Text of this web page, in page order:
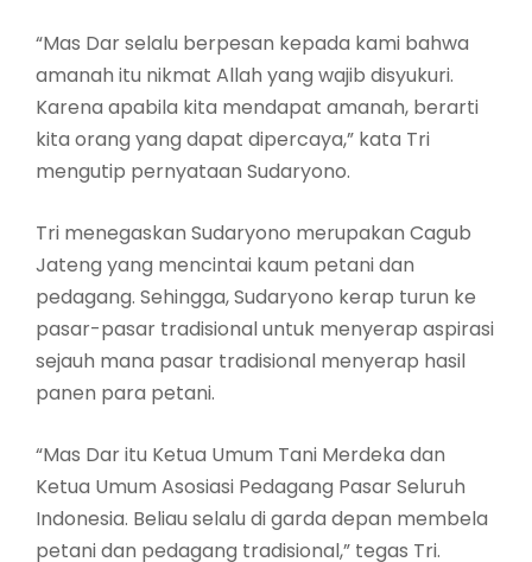
“Mas Dar selalu berpesan kepada kami bahwa
amanah itu nikmat Allah yang wajib disyukuri.
Karena apabila kita mendapat amanah, berarti
kita orang yang dapat dipercaya,” kata Tri
mengutip pernyataan Sudaryono.
Tri menegaskan Sudaryono merupakan Cagub
Jateng yang mencintai kaum petani dan
pedagang. Sehingga, Sudaryono kerap turun ke
pasar-pasar tradisional untuk menyerap aspirasi
sejauh mana pasar tradisional menyerap hasil
panen para petani.
“Mas Dar itu Ketua Umum Tani Merdeka dan
Ketua Umum Asosiasi Pedagang Pasar Seluruh
Indonesia. Beliau selalu di garda depan membela
petani dan pedagang tradisional,” tegas Tri.